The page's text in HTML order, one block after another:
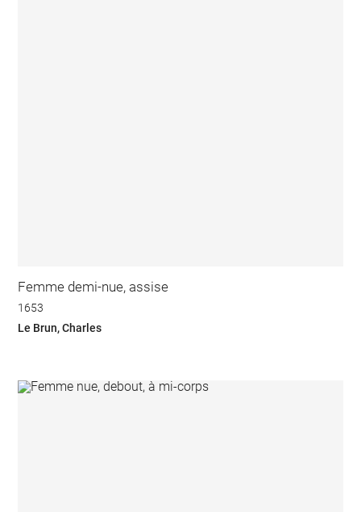
Femme demi-nue, assise
1653
Le Brun, Charles